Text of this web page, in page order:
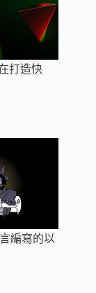
打造快
編寫的以